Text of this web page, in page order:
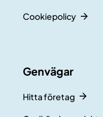
Cookiepolicy
Genvägar
Hitta företag